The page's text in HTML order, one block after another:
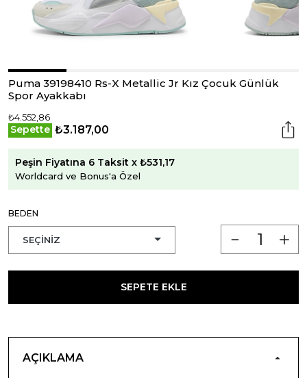
Puma 39198410 Rs-X Metallic Jr Kız Çocuk Günlük
Spor Ayakkabı
₺4.552,86
Sepette ₺3.187,00
Peşin Fiyatına 6 Taksit x ₺531,17
Worldcard ve Bonus'a Özel
BEDEN
SEPETE EKLE
AÇIKLAMA